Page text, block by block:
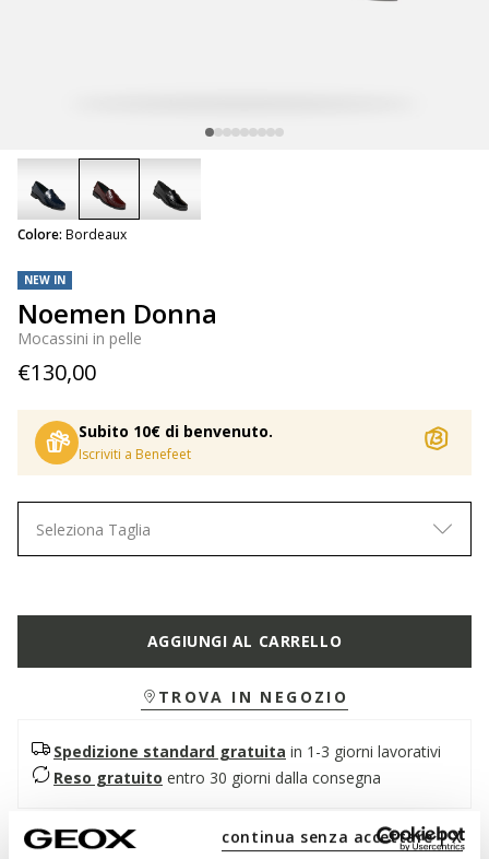
continua senza accettare | X
NEW IN
Noemen Donna
Mocassini in pelle
€130,00
Subito 10€ di benvenuto.
Iscriviti a Benefeet
Colore: Bordeauxselected
Seleziona Taglia
AGGIUNGI AL CARRELLO
TROVA IN NEGOZIO
Spedizione standard gratuita in 1-3 giorni lavorativi
Reso gratuito entro 30 giorni dalla consegna
Descrizione